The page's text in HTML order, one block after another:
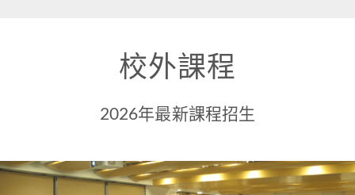
校外課程
2026年最新課程招生